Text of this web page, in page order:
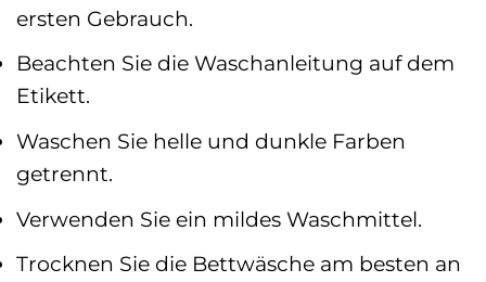
ersten Gebrauch.
Beachten Sie die Waschanleitung auf dem
Etikett.
Waschen Sie helle und dunkle Farben
getrennt.
Verwenden Sie ein mildes Waschmittel.
Trocknen Sie die Bettwäsche am besten an